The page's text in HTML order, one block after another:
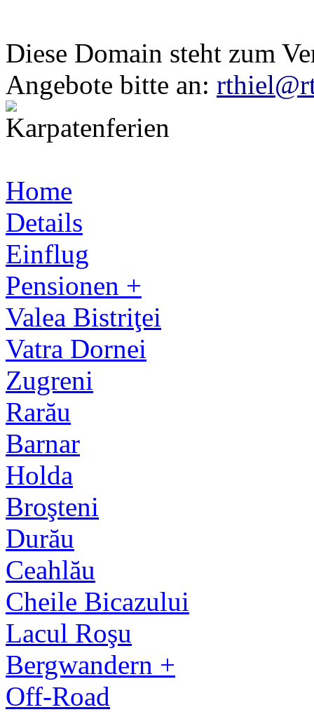
Diese Domain steht zum
Angebote bitte an:
Home
Details
Einflug
Pensionen +
Valea Bistriţei
Vatra Dornei
Zugreni
Rarău
Barnar
Holda
Broşteni
Durău
Ceahlău
Cheile Bicazului
Lacul Roşu
Bergwandern +
Off-Road